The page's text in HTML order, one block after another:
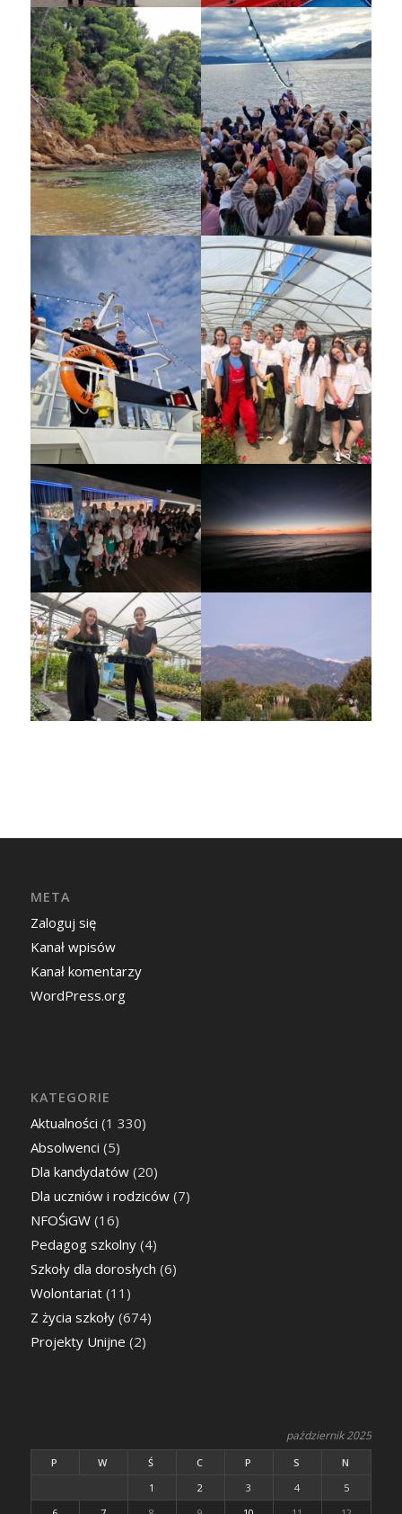
META
Zaloguj się
Kanał wpisów
Kanał komentarzy
WordPress.org
KATEGORIE
Aktualności (1 330)
Absolwenci (5)
Dla kandydatów(20)
Dla uczniów i rodziców(7)
NFOŚiGW(16)
Pedagog szkolny(4)
Szkoły dla dorosłych (6)
Wolontariat(11)
Z życia szkoły(674)
Projekty Unijne (2)
październik 2025
P W Ś C P S
N
1
2 3 4
5